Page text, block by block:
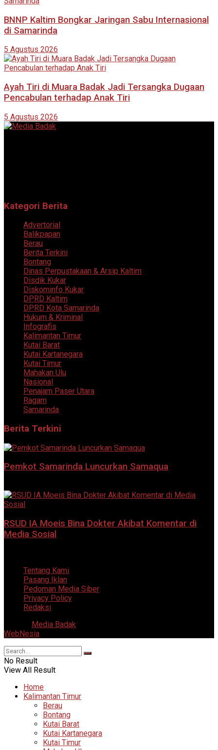
BNNP Kaltim Bongkar Jaringan Sabu Internasional
di Samarinda
5 Agustus 2026
Ayah Tiri di Muara Badak Jadi Tersangka Dugaan
Pencabulan terhadap Anak Tiri
5 Agustus 2026
Kategori Berita
Advertorial
Balikpapan
Berau
Berita Terkini
Bontang
Dinas Perpustakaan & Arsip Kaltim
Disdik Kukar
Diskominfo Kukar
DPRD Kaltim
DPRD Kota Samarinda
Hukum & Kriminal
Infografis
Kalimantan Timur
Kutai Barat
Kutai Kartanegara
Kutai Timur
Mahakan Ulu
Nasional
Penajam Paser Utara
Ragam
Samarinda
Berita Terkini
Pemkot Samarinda Luncurkan Samaqua
RSUD IA Moeis Bina Dokter Akibat Komentar di
Media Sosial
Tentang Kami
Pasang Iklan
Pedoman Media Siber
Privacy Policy
Redaksi
Media Badak
WebNesia
No Result
View All Result
Home
Kalimantan Timur
Berau
Bontang
Kutai Barat
Kutai Kartanegara
Kutai Timur